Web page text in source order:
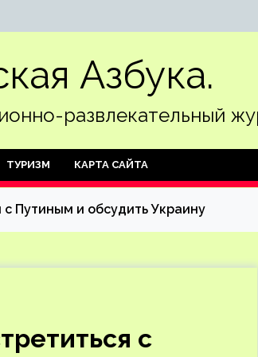
Азбука.
развлекательный
ТУРИЗМ КАРТА САЙТА
Путиным и обсудить Украину
с